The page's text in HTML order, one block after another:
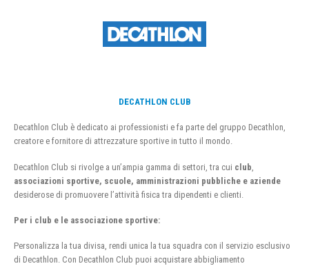
DECATHLON CLUB
Decathlon Club è dedicato ai professionisti e fa parte del gruppo Decathlon,
creatore e fornitore di attrezzature sportive in tutto il mondo.
Decathlon Club si rivolge a un’ampia gamma di settori, tra cui club
associazioni sportive, scuole, amministrazioni pubbliche e aziende
desiderose di promuovere l’attività fisica tra dipendenti e clienti.
Per i club e le associazione sportive:
Personalizza la tua divisa, rendi unica la tua squadra con il servizio esclusivo
di Decathlon. Con Decathlon Club puoi acquistare abbigliamento